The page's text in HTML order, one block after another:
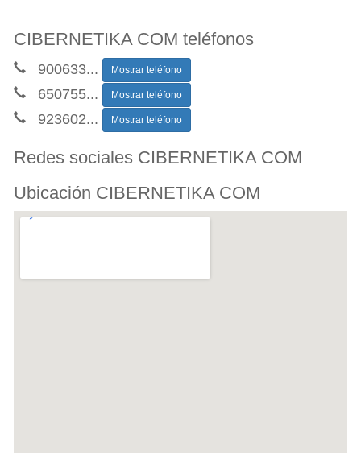
CIBERNETIKA COM teléfonos
900633... Mostrar teléfono
650755... Mostrar teléfono
923602... Mostrar teléfono
Redes sociales CIBERNETIKA COM
Ubicación CIBERNETIKA COM